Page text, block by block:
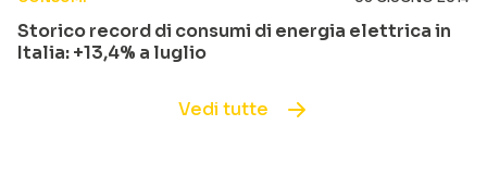
Storico record di consumi di energia elettrica in
Italia: +13,4% a luglio
Vedi tutte